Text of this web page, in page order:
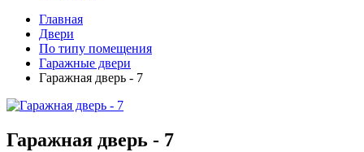
Главная
Двери
По типу помещения
Гаражные двери
Гаражная дверь - 7
Гаражная дверь - 7